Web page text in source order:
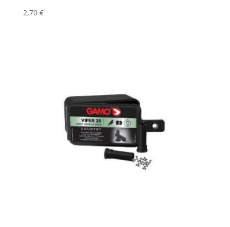
2,70 €